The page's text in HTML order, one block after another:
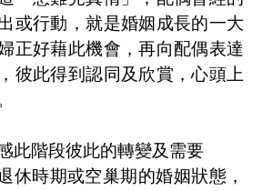
或行動，就是婚姻成長的一大
正好藉此機會，再向配偶表達
彼此得到認同及欣賞，心頭上
此階段彼此的轉變及需要
休時期或空巢期的婚姻狀態，